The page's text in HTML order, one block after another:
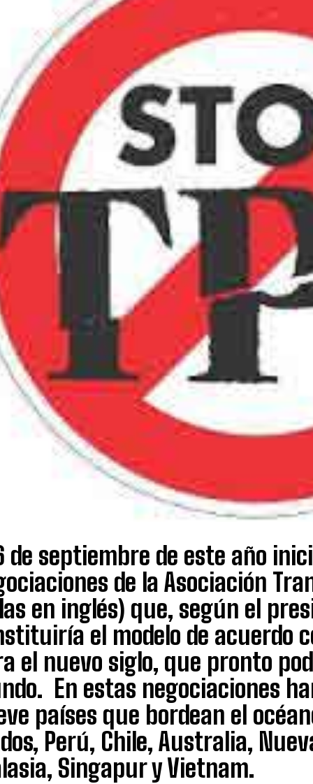
de septiembre de este año
de la Asociación
en inglés) que, según el
el modelo de acuerdo
el nuevo siglo, que pronto
En estas negociaciones
países que bordean el
Perú, Chile, Australia,
Singapur y Vietnam.